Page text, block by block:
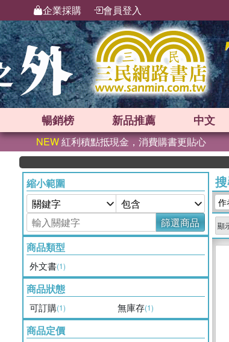
企業採購 會員登入
暢銷榜 新品推薦 中文
NEW紅利積點抵現金，消費購書更貼心
縮小範圍
篩選商品
商品類型
外文書(1)
商品狀態
可訂購(1) 無庫存(1)
商品定價
作
顯